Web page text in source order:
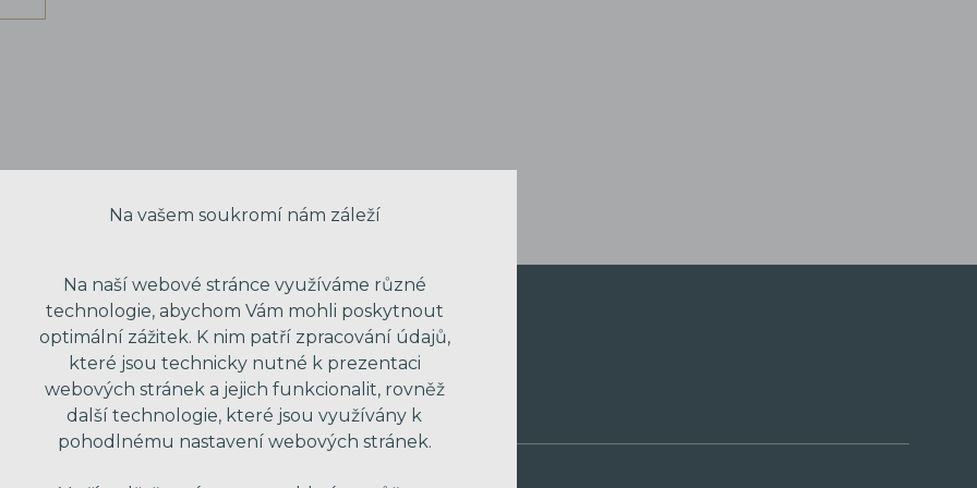
VAŠE JMÉNO
Na vašem soukromí nám záleží
Na naší webové stránce využíváme různé
technologie, abychom Vám mohli poskytnout
optimální zážitek. K nim patří zpracování údajů,
které jsou technicky nutné k prezentaci
webových stránek a jejich funkcionalit, rovněž
další technologie, které jsou využívány k
pohodlnému nastavení webových stránek.